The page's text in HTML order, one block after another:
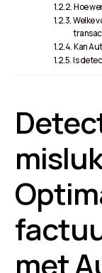
Hoe
Welke
Kan
Is
met